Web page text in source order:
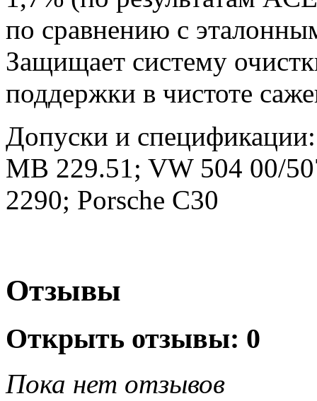
по сравнению с
Защищает систему
поддержки в чистоте
Допуски и
MB 229.51; VW 504 00/
2290; Porsche C30
Отзывы
Открыть отзывы: 0
Пока нет отзывов